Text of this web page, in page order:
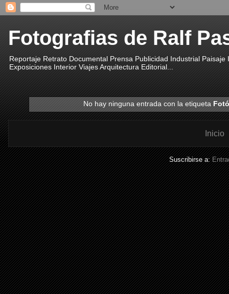
Fotografias de Ralf
Reportaje Retrato Documental Prensa Publicidad Industrial
Exposiciones Interior Viajes Arquitectura Editorial...
No hay ninguna entrada con la etiqueta
Inicio
Suscribirse a: